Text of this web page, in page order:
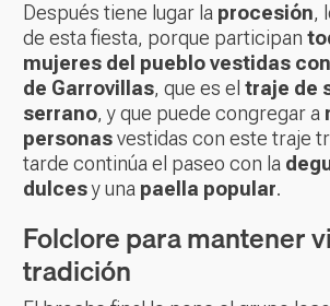
Después tiene lugar la procesión,
de esta fiesta, porque participan
mujeres del pueblo vestidas
de Garrovillas, que es el traje de
serrano, y que puede congregar a
personasvestidas con este traje
tarde continúa el paseo con la
dulcesy una paella popular.
Folclore para mantener
tradición